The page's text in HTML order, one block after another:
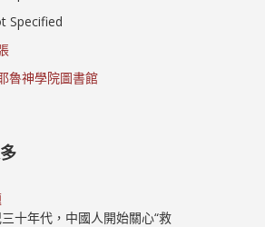
Specified
魯神學院圖書館
十年代，中國人開始關心“救